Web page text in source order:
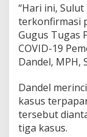
“Hari ini,
terkonfirmasi
Gugus Tugas
COVID-19
Dandel, MPH,
Dandel
kasus
tersebut
tiga kasus.